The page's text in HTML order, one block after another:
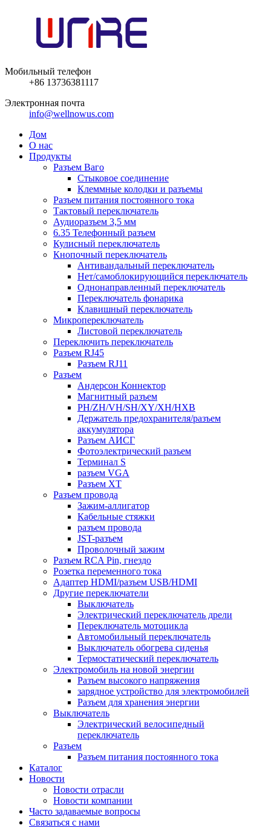
Мобильный телефон
+86 13736381117
Электронная почта
info@wellnowus.com
Дом
О нас
Продукты
Разъем Ваго
Стыковое соединение
Клеммные колодки и разъемы
Разъем питания постоянного тока
Тактовый переключатель
Аудиоразъем 3,5 мм
6.35 Телефонный разъем
Кулисный переключатель
Кнопочный переключатель
Антивандальный переключатель
Нет/самоблокирующийся переключатель
Однонаправленный переключатель
Переключатель фонарика
Клавишный переключатель
Микропереключатель
Листовой переключатель
Переключить переключатель
Разъем RJ45
Разъем RJ11
Разъем
Андерсон Коннектор
Магнитный разъем
PH/ZH/VH/SH/XY/XH/HXB
Держатель предохранителя/разъем
аккумулятора
Разъем АИСГ
Фотоэлектрический разъем
Терминал S
разъем VGA
Разъем ХТ
Разъем провода
Зажим-аллигатор
Кабельные стяжки
разъем провода
JST-разъем
Проволочный зажим
Разъем RCA Pin, гнездо
Розетка переменного тока
Адаптер HDMI/разъем USB/HDMI
Другие переключатели
Выключатель
Электрический переключатель дрели
Переключатель мотоцикла
Автомобильный переключатель
Выключатель обогрева сиденья
Термостатический переключатель
Электромобиль на новой энергии
Разъем высокого напряжения
зарядное устройство для электромобилей
Разъем для хранения энергии
Выключатель
Электрический велосипедный
переключатель
Разъем
Разъем питания постоянного тока
Каталог
Новости
Новости отрасли
Новости компании
Часто задаваемые вопросы
Связаться с нами